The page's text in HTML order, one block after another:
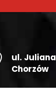
ul.
Chorzów